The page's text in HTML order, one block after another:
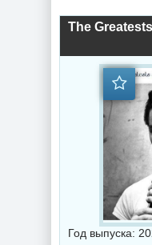
Год выпуска: